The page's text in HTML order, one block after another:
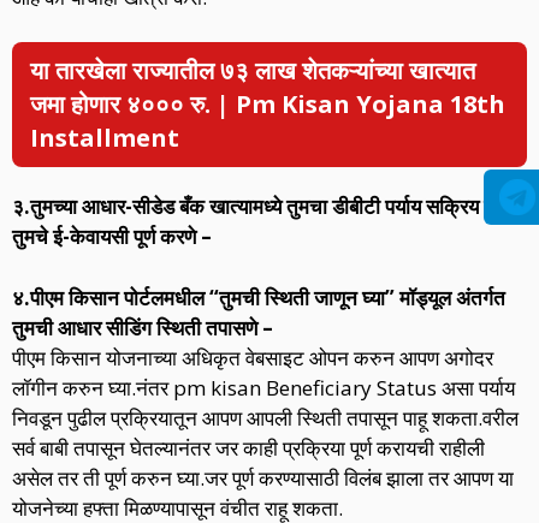
या तारखेला राज्यातील ७३ लाख शेतकऱ्यांच्या खात्यात
जमा होणार ४००० रु. | Pm Kisan Yojana 18th
Installment
३.तुमच्या आधार-सीडेड बँक खात्यामध्ये तुमचा डीबीटी पर्याय सक्रिय करा
तुमचे ई-केवायसी पूर्ण करणे –
४.पीएम किसान पोर्टलमधील “तुमची स्थिती जाणून घ्या” मॉड्यूल अंतर्गत
तुमची आधार सीडिंग स्थिती तपासणे –
पीएम किसान योजनाच्या अधिकृत वेबसाइट ओपन करुन आपण अगोदर
लॉगीन करुन घ्या.नंतर pm kisan Beneficiary Status असा पर्याय
निवडून पुढील प्रक्रियातून आपण आपली स्थिती तपासून पाहू शकता.वरील
सर्व बाबी तपासून घेतल्यानंतर जर काही प्रक्रिया पूर्ण करायची राहीली
असेल तर ती पूर्ण करुन घ्या.जर पूर्ण करण्यासाठी विलंब झाला तर आपण या
योजनेच्या हफ्ता मिळण्यापासून वंचीत राहू शकता.